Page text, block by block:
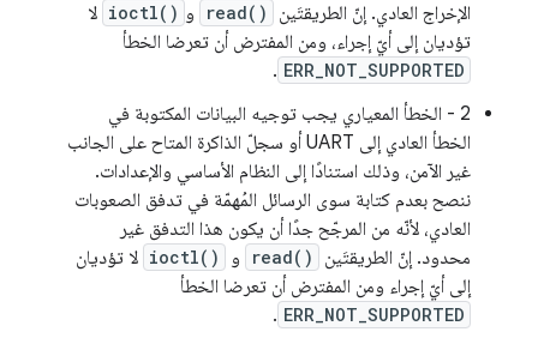
الإخراج العادي. إنّ الطريقتَين
read() و ioctl() لا
تؤديان إلى أيّ إجراء، ومن المفترض أن تعرضا الخطأ
ERR_NOT_SUPPORTED
.
2 - الخطأ المعياري يجب توجيه البيانات المكتوبة في
الخطأ العادي إلى UART أو سجلّ الذاكرة المتاح على الجانب
غير الآمن، وذلك استنادًا إلى النظام الأساسي والإعدادات.
ننصح بعدم كتابة سوى الرسائل المُهمّة في تدفق الصعوبات
العادي، لأنّه من المرجّح جدًا أن يكون هذا التدفق غير
محدود. إنّ الطريقتَين
read() و ioctl() لا تؤديان
إلى أيّ إجراء ومن المفترض أن تعرضا الخطأ
ERR_NOT_SUPPORTED
.